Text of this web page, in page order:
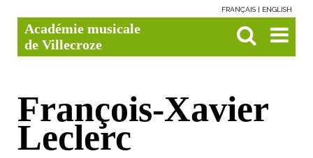
contenu.
Aller
à
personnels
FRANÇAIS ENGLISH
Académie musicale
de Villecroze

avancée…
François-Xavier
Leclerc